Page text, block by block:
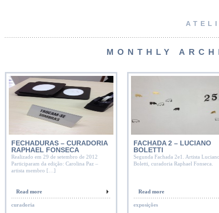
MONTHLY
FECHADURAS – CURADORIA
RAPHAEL FONSECA
Realizado em 29 de setembro de 2012
Participaram da edição: Carolina Paz –
artista membro […]
Read more
curadoria
FACHADA 2 – LUCIANO
BOLETTI
Segunda Fachada 2e1. Artista
Boletti, curadoria Raphael Fonseca.
Read more
exposições